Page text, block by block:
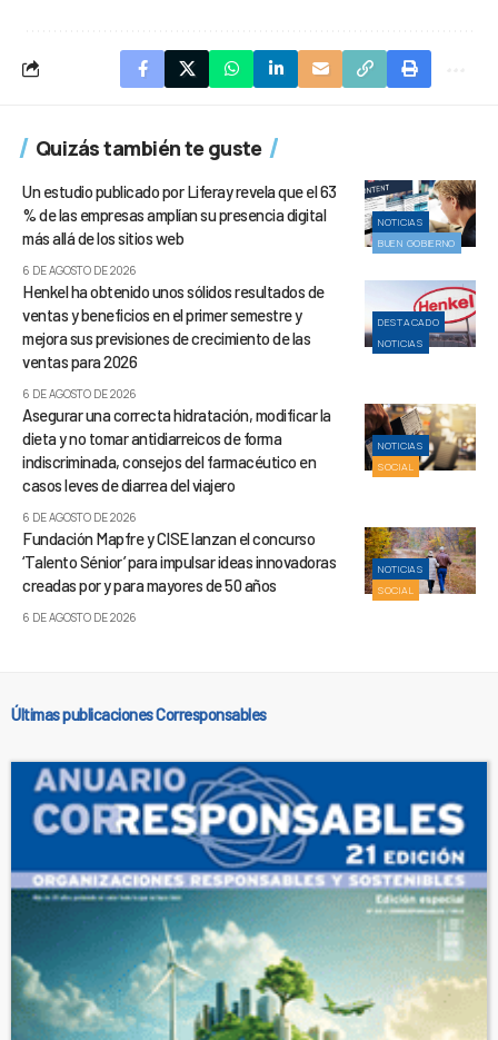
Quizás también te guste
NOTICIAS
BUEN GOBIERNO
Un estudio publicado por Liferay revela que el 63
% de las empresas amplían su presencia digital
más allá de los sitios web
6 DE AGOSTO DE 2026
DESTACADO
NOTICIAS
Henkel ha obtenido unos sólidos resultados de
ventas y beneficios en el primer semestre y
mejora sus previsiones de crecimiento de las
ventas para 2026
6 DE AGOSTO DE 2026
NOTICIAS
SOCIAL
Asegurar una correcta hidratación, modificar la
dieta y no tomar antidiarreicos de forma
indiscriminada, consejos del farmacéutico en
casos leves de diarrea del viajero
6 DE AGOSTO DE 2026
NOTICIAS
SOCIAL
Fundación Mapfre y CISE lanzan el concurso
‘Talento Sénior’ para impulsar ideas innovadoras
creadas por y para mayores de 50 años
6 DE AGOSTO DE 2026
Últimas publicaciones Corresponsables